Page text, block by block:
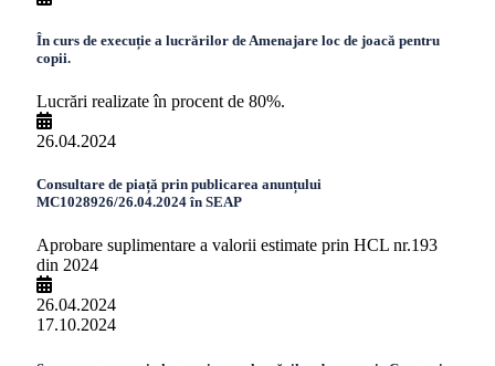
În curs de execuție a lucrărilor de Amenajare loc de joacă pentru
copii.
Lucrări realizate în procent de 80%.
26.04.2024
Consultare de piață prin publicarea anunțului
MC1028926/26.04.2024 în SEAP
Aprobare suplimentare a valorii estimate prin HCL nr.193
din 2024
26.04.2024
17.10.2024